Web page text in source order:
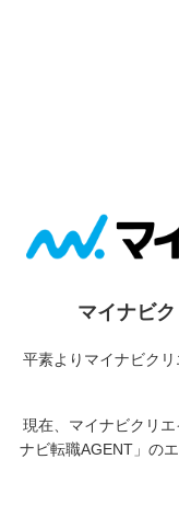
マイナビ
平素よりマイナビク
現在、マイナビクリエ
ナビ転職AGENT」の